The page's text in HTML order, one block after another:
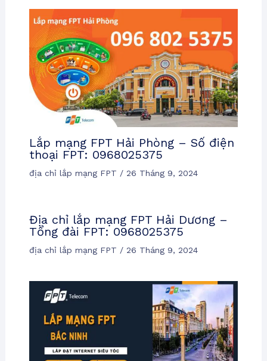
Lắp mạng FPT Hải Phòng – Số điện
thoại FPT: 0968025375
địa chỉ lắp mạng FPT / 26 Tháng 9, 2024
Địa chỉ lắp mạng FPT Hải Dương –
Tổng đài FPT: 0968025375
địa chỉ lắp mạng FPT / 26 Tháng 9, 2024